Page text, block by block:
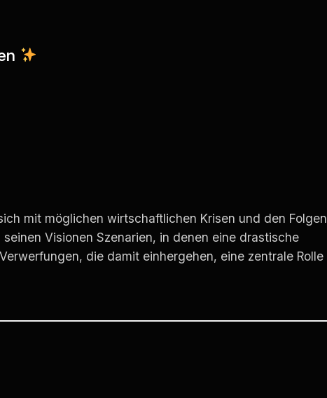
mit möglichen wirtschaftlichen Krisen und den Folgen
seinen Visionen Szenarien, in denen eine drastische
die damit einhergehen, eine zentrale Rolle